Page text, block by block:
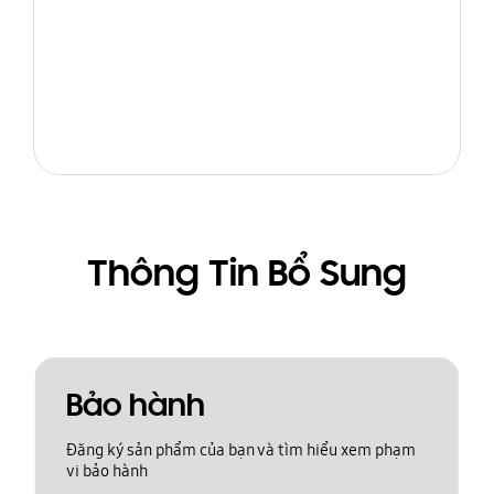
Thông Tin Bổ Sung
Bảo hành
Đăng ký sản phẩm của bạn và tìm hiểu xem phạm
vi bảo hành